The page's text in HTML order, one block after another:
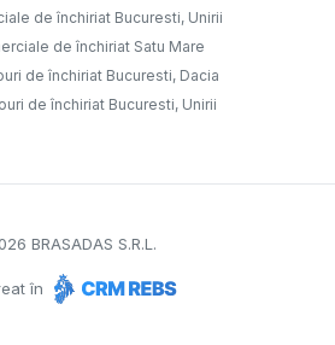
de închiriat Bucuresti, Unirii
de închiriat Satu Mare
de închiriat Bucuresti, Dacia
de închiriat Bucuresti, Unirii
BRASADAS S.R.L.
în